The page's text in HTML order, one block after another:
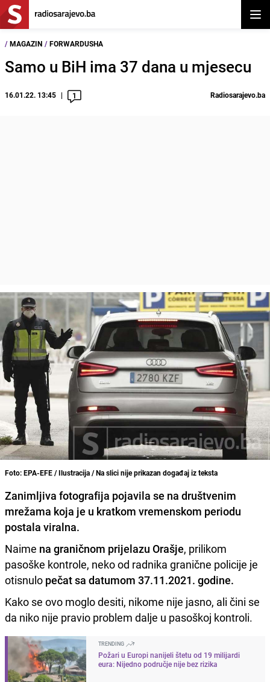
/ MAGAZIN / FORWARDUSHA
Samo u BiH ima 37 dana u mjesecu
16.01.22. 13:45 1 Radiosarajevo.ba
Foto: EPA-EFE / Ilustracija / Na slici nije prikazan događaj iz teksta
Zanimljiva fotografija pojavila se na društvenim
mrežama koja je u kratkom vremenskom periodu
postala viralna.
Naime na graničnom prijelazu Orašje, prilikom
pasoške kontrole, neko od radnika granične policije je
otisnulo pečat sa datumom 37.11.2021. godine.
Kako se ovo moglo desiti, nikome nije jasno, ali čini se
da niko nije pravio problem dalje u pasoškoj kontroli.
TRENDING
Požari u Europi nanijeli štetu od 19 milijardi
eura: Nijedno područje nije bez rizika